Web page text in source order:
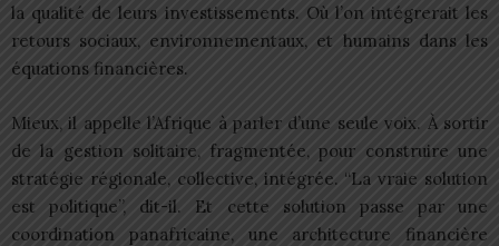
la qualité de leurs investissements. Où l’on intégrerait les
retours sociaux, environnementaux, et humains dans les
équations financières.
Mieux, il appelle l’Afrique à parler d’une seule voix. À sortir
de la gestion solitaire, fragmentée, pour construire une
stratégie régionale, collective, intégrée. “La vraie solution
est politique”, dit-il. Et cette solution passe par une
coordination panafricaine, une architecture financière